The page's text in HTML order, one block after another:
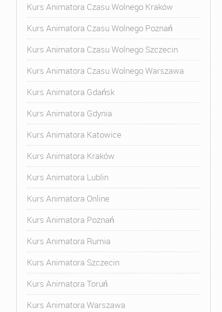
Kurs Animatora Czasu Wolnego Kraków
Kurs Animatora Czasu Wolnego Poznań
Kurs Animatora Czasu Wolnego Szczecin
Kurs Animatora Czasu Wolnego Warszawa
Kurs Animatora Gdańsk
Kurs Animatora Gdynia
Kurs Animatora Katowice
Kurs Animatora Kraków
Kurs Animatora Lublin
Kurs Animatora Online
Kurs Animatora Poznań
Kurs Animatora Rumia
Kurs Animatora Szczecin
Kurs Animatora Toruń
Kurs Animatora Warszawa